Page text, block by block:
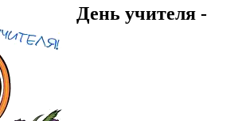
День учителя -